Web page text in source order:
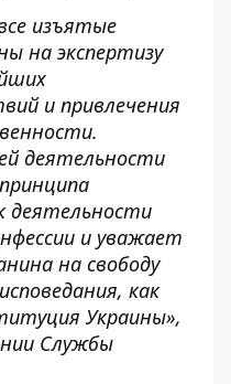
изъятые
на экспертизу
и привлечения
деятельности
деятельности
и уважает
на свободу
как
Украины»,
Службы